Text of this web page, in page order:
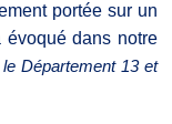
portée sur un
évoqué dans notre
Département 13 et